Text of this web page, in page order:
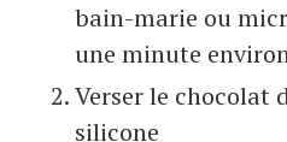
bain-marie ou
une minute
Verser le chocolat
silicone